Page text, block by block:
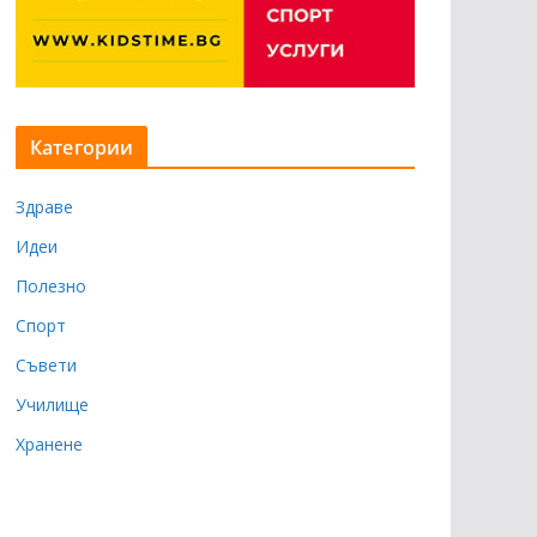
Категории
Здраве
Идеи
Полезно
Спорт
Съвети
Училище
Хранене